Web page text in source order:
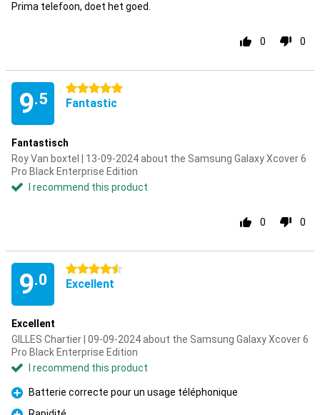
Prima telefoon, doet het goed.
0 0
9.5
5 stars
Fantastic
Fantastisch
Roy Van boxtel | 13-09-2024 about the Samsung Galaxy Xcover 6
Pro Black Enterprise Edition
I recommend this product
0 0
9.0
4.5 stars
Excellent
Excellent
GILLES Chartier | 09-09-2024 about the Samsung Galaxy Xcover 6
Pro Black Enterprise Edition
I recommend this product
Pro
Batterie correcte pour un usage téléphonique